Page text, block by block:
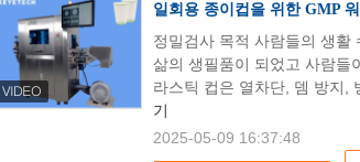
일회용 종이컵을 위한 GMP
정밀검사 목적 사람들의 생활
삶의 생필품이 되었고 사람들
라스틱 컵은 열차단, 뎀 방지,
기
2025-05-09 16:37:48